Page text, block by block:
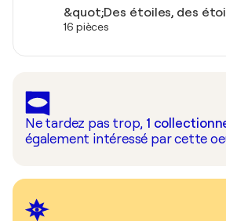
&quot;Des étoiles, des
16 pièces
Ne tardez pas trop, 1
également intéressé par cette